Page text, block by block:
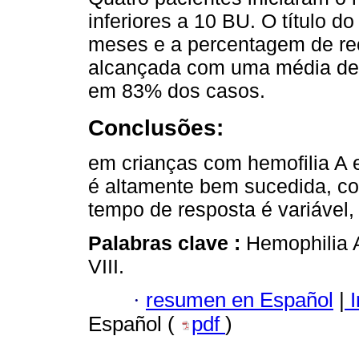
inferiores a 10 BU. O título
meses e a percentagem de
alcançada com uma média
em 83% dos casos.
Conclusões:
em crianças com hemofilia A
é altamente bem sucedida,
tempo de resposta é
Palabras clave : Hemophilia
VIII.
· resumen en Español
Español (
pdf )